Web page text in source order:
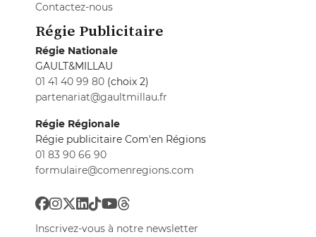
Contactez-nous
Régie Publicitaire
Régie Nationale
GAULT&MILLAU
01 41 40 99 80 (choix 2)
partenariat@gaultmillau.fr
Régie Régionale
Régie publicitaire Com'en Régions
01 83 90 66 90
formulaire@comenregions.com
Inscrivez-vous à notre newsletter